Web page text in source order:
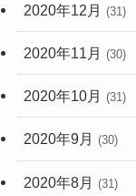
2020年12月 (31)
2020年11月 (30)
2020年10月 (31)
2020年9月 (30)
2020年8月 (31)